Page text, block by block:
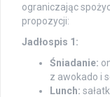
ograniczając
propozycji:
Jadłospis 1:
Śniadanie:
z awokado i
Lunch: